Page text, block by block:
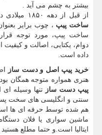
بیشتر به چشم می آید .
از قبل از دهه ۱۸۵۰ میلادی در بین تمامی مواد اولیه موجود برای
ساخت پیپ ، چوب برایر
ساخت پیپ، مورد توجه
دوام، یکتایی، اصالت و
داده است.
خرید پیپ اصل و دست ساز
هنری همواره متوجه همگان
پیپ دست ساز تنها وسیله
سنتی و انگلیسی های سخت
هم شده توسط حرفه ای ها
ماشین سواری یا فلان
ایتالیا است.و حتما مطلع